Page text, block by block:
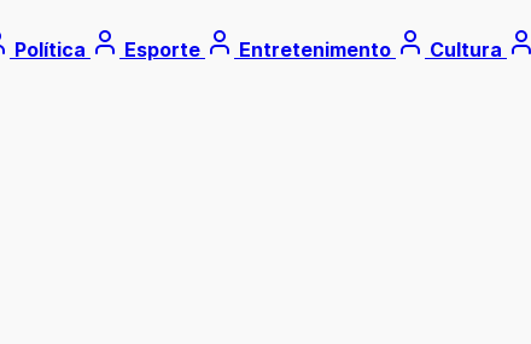
Política Esporte Entretenimento Cultura